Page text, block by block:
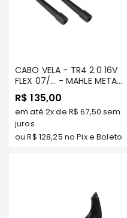
Filtros
CABO VELA - TR4 2.0 16V
FLEX 07/... - MAHLE METAL
LEVE - CV1950128
R$ 135,00
em até 2xde R$ 67,50 sem
juros
ouR$ 128,25 no Pix e Boleto